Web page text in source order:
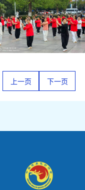
上一页 下一页